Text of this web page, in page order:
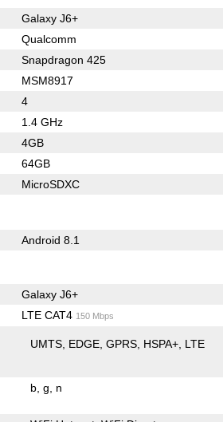
Galaxy J6+
Qualcomm
Snapdragon 425
MSM8917
4
1.4 GHz
4GB
64GB
MicroSDXC
Android 8.1
Galaxy J6+
LTE CAT4 150 Mbps
UMTS EDGE GPRS HSPA+ LTE
b g n